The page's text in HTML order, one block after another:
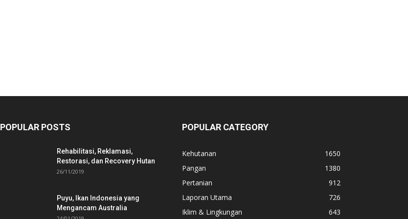
POPULAR POSTS
Rehabilitasi, Reklamasi,
Restorasi, dan Recovery Hutan
26/11/2019
Puyu, Ikan Indonesia yang
Mengancam Australia
POPULAR CATEGORY
Kehutanan
1650
Pangan
1380
Pertanian
912
Laporan Utama
726
Iklim & Lingkungan
643